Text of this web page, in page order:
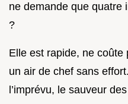
ne demande que quatre
?
Elle est rapide, ne
un air de chef sans
l’imprévu, le sauveur